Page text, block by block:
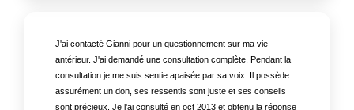
J'ai contacté Gianni pour un questionnement sur ma vie
antérieur. J'ai demandé une consultation complète. Pendant la
consultation je me suis sentie apaisée par sa voix. Il possède
assurément un don, ses ressentis sont juste et ses conseils
sont précieux. Je l'ai consulté en oct 2013 et obtenu la réponse